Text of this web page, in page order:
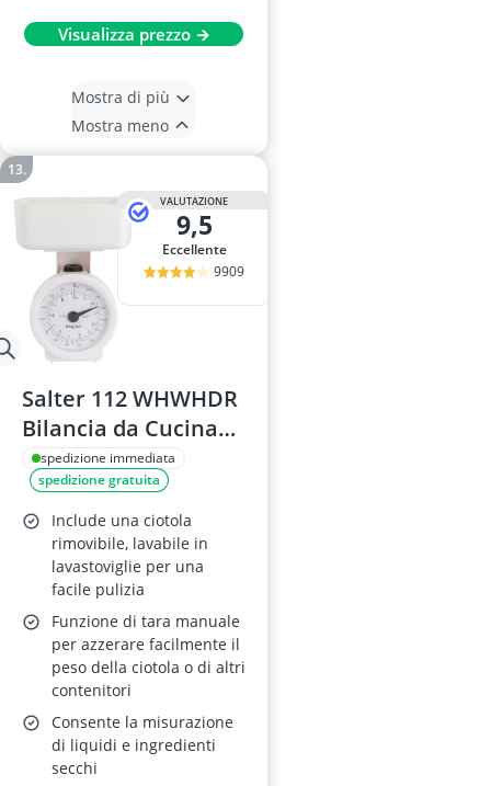
Visualizza prezzo →
Mostra di più
Mostra meno
VALUTAZIONE
9,5
Eccellente
9909
Salter 112 WHWHDR
Bilancia da Cucina
3kg Bianca
spedizione immediata
spedizione gratuita
Include una ciotola
rimovibile, lavabile in
lavastoviglie per una
facile pulizia
Funzione di tara manuale
per azzerare facilmente il
peso della ciotola o di altri
contenitori
Consente la misurazione
di liquidi e ingredienti
secchi